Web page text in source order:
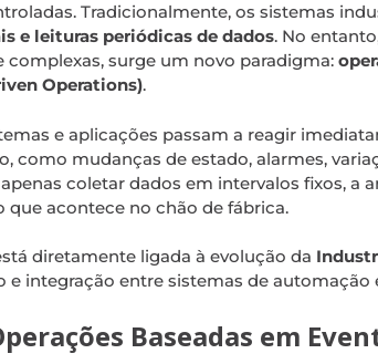
Tradicionalmente, os sistemas
e leituras periódicas de dados. No
complexas, surge um novo paradigma:
Operations).
e aplicações passam a reagir
como mudanças de estado, alarmes,
coletar dados em intervalos fixos, a
acontece no chão de fábrica.
diretamente ligada à evolução da
e integração entre sistemas de automação
Baseadas em